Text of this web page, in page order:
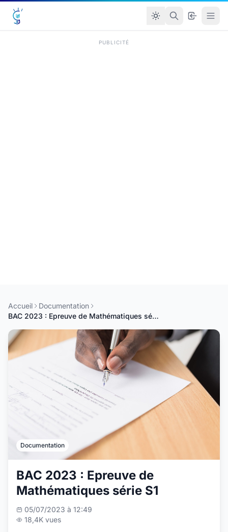
PUBLICITÉ
Accueil
Documentation
BAC 2023 : Epreuve de Mathématiques série S1
Documentation
BAC 2023 : Epreuve de
Mathématiques série S1
05/07/2023 à 12:49
18,4K vues